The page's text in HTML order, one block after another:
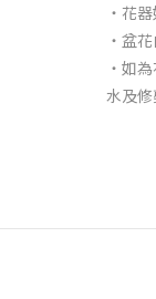
・花
・盆
・如
水及